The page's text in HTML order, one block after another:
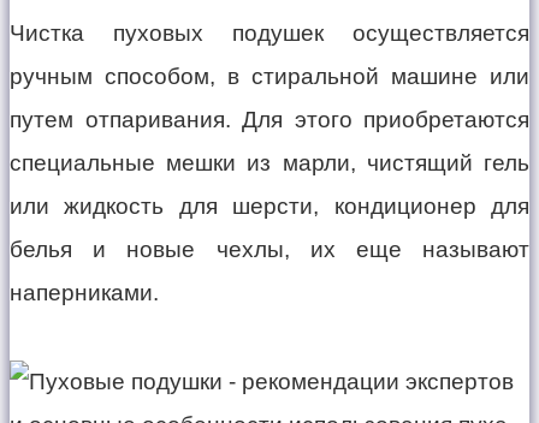
Чистка пуховых подушек осуществляется
ручным способом, в стиральной машине или
путем отпаривания. Для этого приобретаются
специальные мешки из марли, чистящий гель
или жидкость для шерсти, кондиционер для
белья и новые чехлы, их еще называют
наперниками.